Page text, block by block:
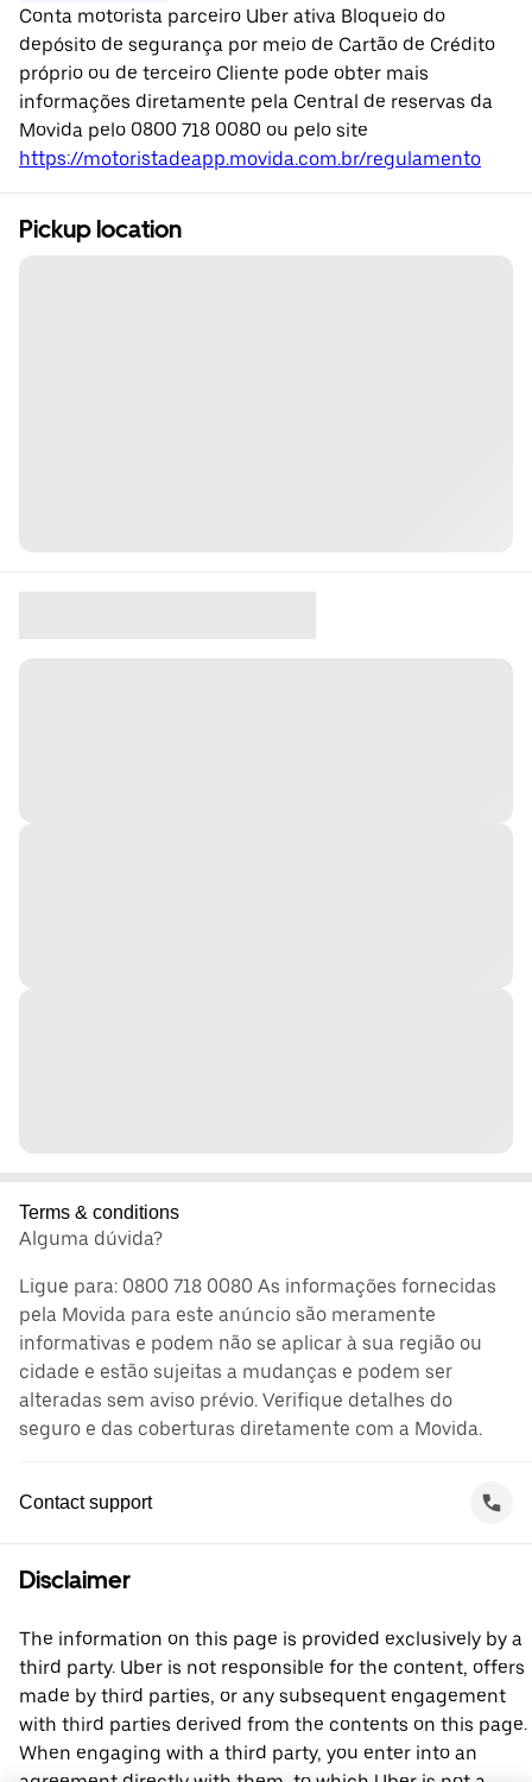
Conta motorista parceiro Uber ativa Bloqueio do
depósito de segurança por meio de Cartão de Crédito
próprio ou de terceiro Cliente pode obter mais
informações diretamente pela Central de reservas da
Movida pelo 0800 718 0080 ou pelo site
https://motoristadeapp.movida.com.br/regulamento
Pickup location
Terms & conditions
Alguma dúvida?
Ligue para: 0800 718 0080 As informações fornecidas
pela Movida para este anúncio são meramente
informativas e podem não se aplicar à sua região ou
cidade e estão sujeitas a mudanças e podem ser
alteradas sem aviso prévio. Verifique detalhes do
seguro e das coberturas diretamente com a Movida.
Contact support
Disclaimer
The information on this page is provided exclusively by a
third party. Uber is not responsible for the content, offers
made by third parties, or any subsequent engagement
with third parties derived from the contents on this page.
When engaging with a third party, you enter into an